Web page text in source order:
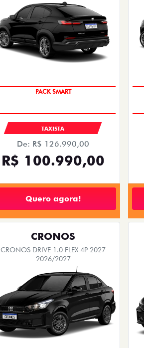
PACK SMART
TAXISTA
De: R$ 126.990,00
R$ 100.990,00
Quero agora!
CRONOS
CRONOS DRIVE 1.0 FLEX 4P 2027
2026/2027